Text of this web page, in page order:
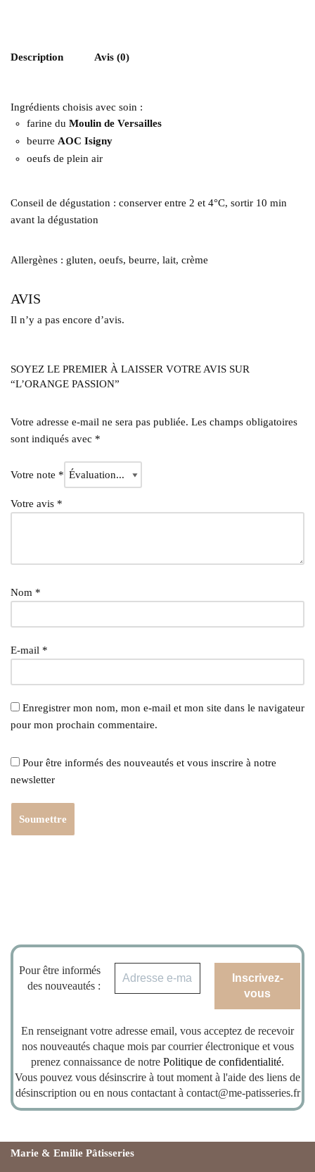
Description Avis (0)
Ingrédients choisis avec soin :
farine duMoulin de Versailles
beurreAOC Isigny
oeufs de plein air
Conseil de dégustation : conserver entre 2 et 4°C, sortir 10 min
avant la dégustation
Allergènes : gluten, oeufs, beurre, lait, crème
AVIS
Il n’y a pas encore d’avis.
SOYEZ LE PREMIER À LAISSER VOTRE AVIS SUR
“L’ORANGE PASSION”
Votre adresse e-mail ne sera pas publiée. Les champs obligatoires
sont indiqués avec *
Votre note *
Votre avis *
Nom *
E-mail *
Enregistrer mon nom, mon e-mail et mon site dans le navigateur
pour mon prochain commentaire.
Pour être informés des nouveautés et vous inscrire à notre
newsletter
Pour être informés
des nouveautés :
En renseignant votre adresse email, vous acceptez de recevoir
nos nouveautés chaque mois par courrier électronique et vous
prenez connaissance de notre Politique de confidentialité.
Vous pouvez vous désinscrire à tout moment à l'aide des liens de
désinscription ou en nous contactant à contact@me-patisseries.fr
Marie & Emilie Pâtisseries